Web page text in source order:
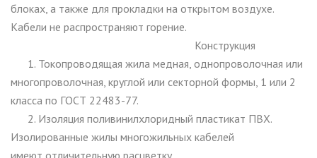
блоках, а также для прокладки на открытом воздухе.
Кабели не распространяют горение.
Конструкция
1. Токопроводящая жила медная, однопроволочная или
многопроволочная, круглой или секторной формы, 1 или 2
класса по ГОСТ 22483-77.
2. Изоляция поливинилхлоридный пластикат ПВХ.
Изолированные жилы многожильных кабелей
имеют отличительную расцветку.